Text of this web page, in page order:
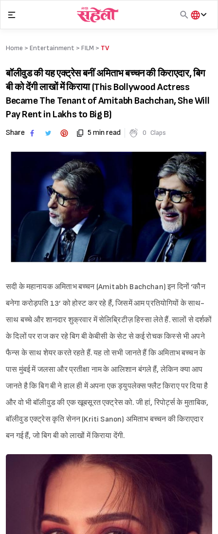
content
हिंदी
Home > Entertainment > FILM > TV
बॉलीवुड की यह एक्ट्रेस बनीं अमिताभ बच्चन की किराएदार, बिग
बी को देंगी लाखों में किराया (This Bollywood Actress
Became The Tenant of Amitabh Bachchan, She Will
Pay Rent in Lakhs to Big B)
Share 5 min read 0 Claps
सदी के महानायक अमिताभ बच्चन (Amitabh Bachchan) इन दिनों ‘कौन
बनेगा करोड़पति 13’ को होस्ट कर रहे हैं, जिसमें आम प्रतियोगियों के साथ-
साथ बच्चे और शानदार शुक्रवार में सेलिब्रिटीज़ हिस्सा लेते हैं. सालों से दर्शकों
के दिलों पर राज कर रहे बिग बी केबीसी के सेट से कई रोचक किस्से भी अपने
फैन्स के साथ शेयर करते रहते हैं. यह तो सभी जानते हैं कि अमिताभ बच्चन के
पास मुंबई में जलसा और प्रतीक्षा नाम के आलिशान बंगले हैं, लेकिन क्या आप
जानते है कि बिग बी ने हाल ही में अपना एक ड्युपलेक्स फ्लैट किराए पर दिया है
और वो भी बॉलीवुड की एक खूबसूरत एक्ट्रेस को. जी हां, रिपोर्ट्स के मुताबिक,
बॉलीवुड एक्ट्रेस कृति सेनन (Kriti Sanon) अमिताभ बच्चन की किराएदार
बन गई हैं, जो बिग बी को लाखों में किराया देंगी.